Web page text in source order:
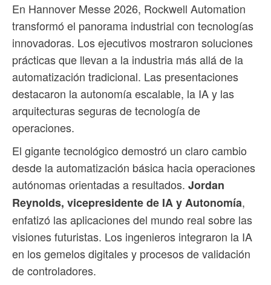
En Hannover Messe 2026, Rockwell Automation
transformó el panorama industrial con tecnologías
innovadoras. Los ejecutivos mostraron soluciones
prácticas que llevan a la industria más allá de la
automatización tradicional. Las presentaciones
destacaron la autonomía escalable, la IA y las
arquitecturas seguras de tecnología de
operaciones.
El gigante tecnológico demostró un claro cambio
desde la automatización básica hacia operaciones
autónomas orientadas a resultados. Jordan
Reynolds, vicepresidente de IA y Autonomía,
enfatizó las aplicaciones del mundo real sobre las
visiones futuristas. Los ingenieros integraron la IA
en los gemelos digitales y procesos de validación
de controladores.